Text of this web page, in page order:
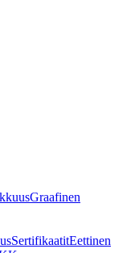
Graafinen
SertifikaatitEettinen